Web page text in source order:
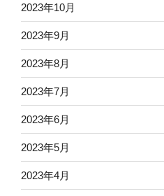
2023年10月
2023年9月
2023年8月
2023年7月
2023年6月
2023年5月
2023年4月